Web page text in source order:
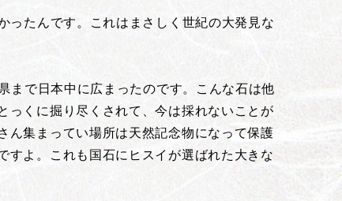
ったんです。これはまさしく世紀の大発見な
まで日本中に広まったのです。こんな石は他
っくに掘り尽くされて、今は採れないことが
ん集まってい場所は天然記念物になって保護
すよ。これも国石にヒスイが選ばれた大きな